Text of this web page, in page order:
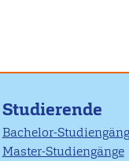
Studierende
Bachelor-
Master-Studiengänge